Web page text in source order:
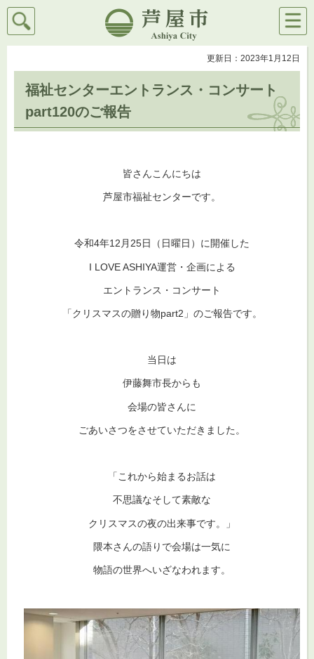
芦屋市
検索
メニ
ュー
更新日：2023年1月12日
福祉センターエントランス・コンサート
part120のご報告
皆さんこんにちは
芦屋市福祉センターです。
令和4年12月25日（日曜日）に開催した
I LOVE ASHIYA運営・企画による
エントランス・コンサート
「クリスマスの贈り物part2」のご報告です。
当日は
伊藤舞市長からも
会場の皆さんに
ごあいさつをさせていただきました。
「これから始まるお話は
不思議なそして素敵な
クリスマスの夜の出来事です。」
隈本さんの語りで会場は一気に
物語の世界へいざなわれます。